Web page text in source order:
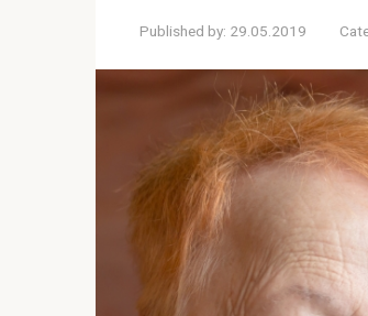
Published by: 29.05.2019